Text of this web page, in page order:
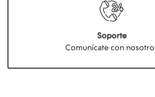
Soporte
Comunícate con